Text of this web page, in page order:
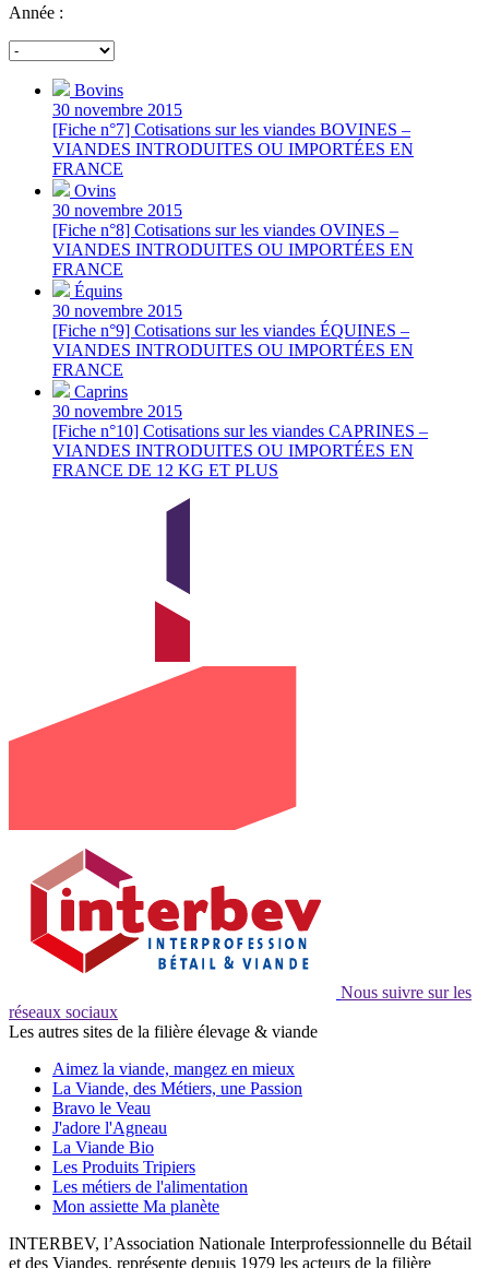
Année :
Bovins
30 novembre 2015
[Fiche n°7] Cotisations sur les viandes BOVINES –
VIANDES INTRODUITES OU IMPORTÉES EN
FRANCE
Ovins
30 novembre 2015
[Fiche n°8] Cotisations sur les viandes OVINES –
VIANDES INTRODUITES OU IMPORTÉES EN
FRANCE
Équins
30 novembre 2015
[Fiche n°9] Cotisations sur les viandes ÉQUINES –
VIANDES INTRODUITES OU IMPORTÉES EN
FRANCE
Caprins
30 novembre 2015
[Fiche n°10] Cotisations sur les viandes CAPRINES –
VIANDES INTRODUITES OU IMPORTÉES EN
FRANCE DE 12 KG ET PLUS
Nous suivre sur les
réseaux sociaux
Les autres sites de la filière élevage & viande
Aimez la viande, mangez en mieux
La Viande, des Métiers, une Passion
Bravo le Veau
J'adore l'Agneau
La Viande Bio
Les Produits Tripiers
Les métiers de l'alimentation
Mon assiette Ma planète
INTERBEV, l’Association Nationale Interprofessionnelle du Bétail
et des Viandes, représente depuis 1979 les acteurs de la filière